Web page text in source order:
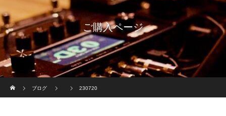
ご購入ページ
ブログ
230720